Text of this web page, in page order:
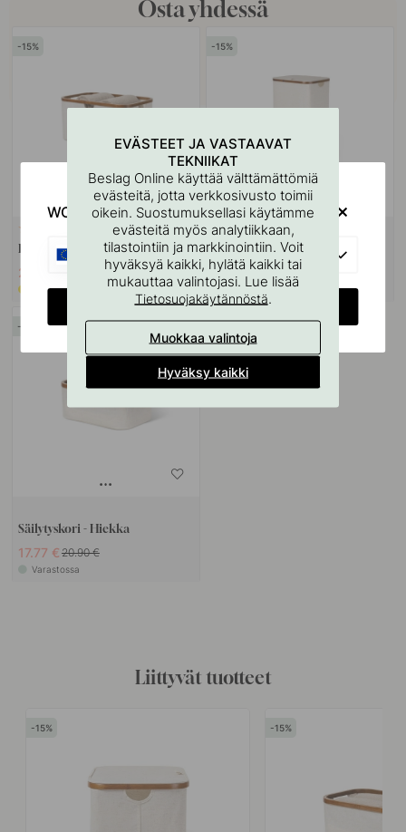
Osta yhdessä
15
Pyykkikori - Hiekka
27.12 €
Tilapäisesti loppu
15
2
Pyykkikori kannella - Hiekka
34.93 €41.10 €
Varastossa
Säilytyskori - Hiekka
17.77 € 20.90 €
Varastossa
Liittyvät tuotteet
15 15
EVÄSTEET JA VASTAAVAT
TEKNIIKAT
Beslag Online käyttää välttämättömiä
evästeitä, jotta verkkosivusto toimii
oikein. Suostumuksellasi käytämme
evästeitä myös analytiikkaan,
tilastointiin ja markkinointiin. Voit
hyväksyä kaikki, hylätä kaikki tai
mukauttaa valintojasi. Lue lisää
Tietosuojakäytännöstä.
Muokkaa valintoja
Hyväksy kaikki
WOULD YOU RATHER VISIT?
EU
CHANGE COUNTRY